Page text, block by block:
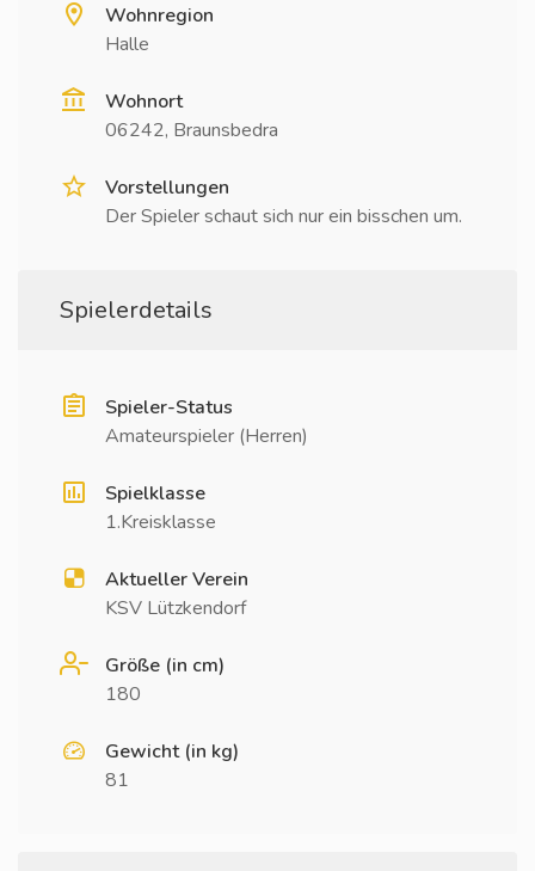
Wohnregion
Halle
Wohnort
06242, Braunsbedra
Vorstellungen
Der Spieler schaut sich nur ein bisschen um.
Spielerdetails
Spieler-Status
Amateurspieler (Herren)
Spielklasse
1.Kreisklasse
Aktueller Verein
KSV Lützkendorf
Größe (in cm)
180
Gewicht (in kg)
81